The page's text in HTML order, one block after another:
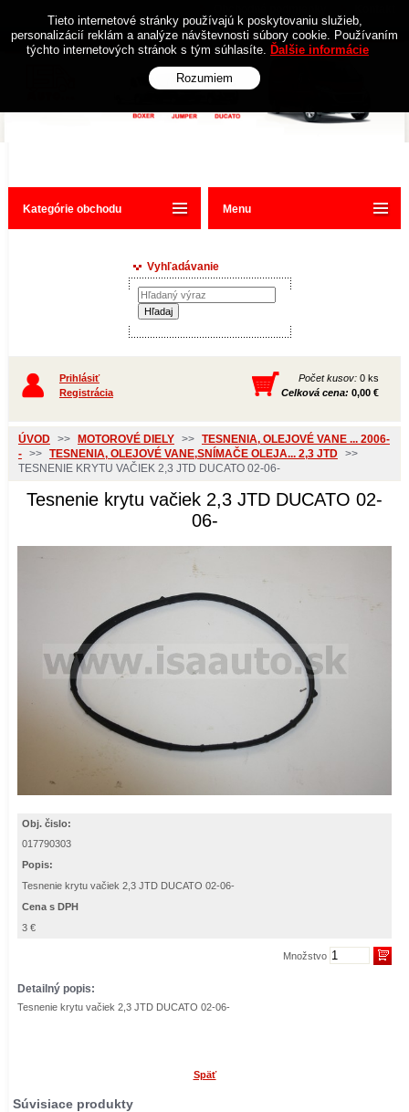
Kategórie obchodu
Vyhľadávanie
Prihlásiť
Registrácia
Počet kusov: 0 ks
Celková cena: 0,00 €
ÚVOD >> MOTOROVÉ DIELY >> TESNENIA, OLEJOVÉ VANE ... 2006-
- >> TESNENIA, OLEJOVÉ VANE,SNÍMAČE OLEJA... 2,3 JTD >>
TESNENIE KRYTU VAČIEK 2,3 JTD DUCATO 02-06-
Tesnenie krytu vačiek 2,3 JTD DUCATO 02-
06-
Obj. čislo:
017790303
Popis:
Tesnenie krytu vačiek 2,3 JTD DUCATO 02-06-
Cena s DPH
3 €
Množstvo
Detailný popis:
Tesnenie krytu vačiek 2,3 JTD DUCATO 02-06-
Späť
Súvisiace produkty
Menu
Tieto internetové stránky používajú k poskytovaniu služieb,
personalizácií reklám a analýze návštevnosti súbory cookie. Používaním
týchto internetových stránok s tým súhlasíte. Ďalšie informácie
Rozumiem